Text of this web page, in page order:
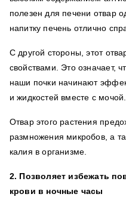
полезен для печени отвар
напитку печень отлично
С другой стороны, этот
свойствами. Это означает,
наши почки начинают
и жидкостей вместе с мочой.
Отвар этого растения
размножения микробов, а
калия в организме.
2. Позволяет избежать
крови в ночные часы